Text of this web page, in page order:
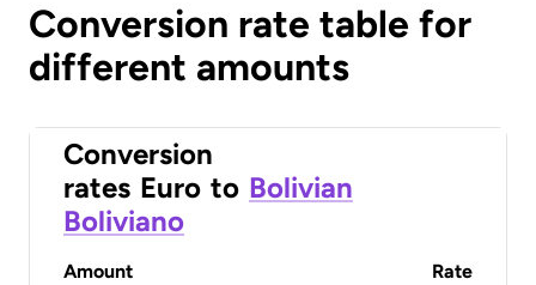
Conversion rate table for
different amounts
Conversion
rates Euro to Bolivian
Boliviano
Amount Rate